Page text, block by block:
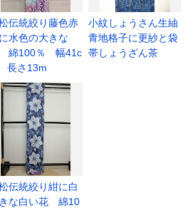
伝統絞り藤色赤
水色の大きな
綿100％ 幅41c
さ13m
小紋しょうさん生紬
青地格子に更紗と袋
帯しょうざん茶
伝統絞り紺に白
な白い花 綿10